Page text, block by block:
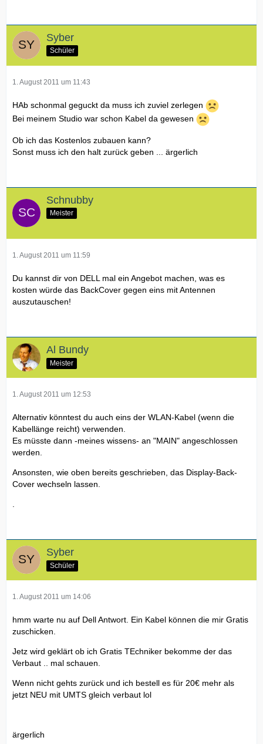
Syber
Schüler
1. August 2011 um 11:43
HAb schonmal geguckt da muss ich zuviel zerlegen
Bei meinem Studio war schon Kabel da gewesen
Ob ich das Kostenlos zubauen kann?
Sonst muss ich den halt zurück geben ... ärgerlich
Schnubby
Meister
1. August 2011 um 11:59
Du kannst dir von DELL mal ein Angebot machen, was es
kosten würde das BackCover gegen eins mit Antennen
auszutauschen!
Al Bundy
Meister
1. August 2011 um 12:53
Alternativ könntest du auch eins der WLAN-Kabel (wenn die
Kabellänge reicht) verwenden.
Es müsste dann -meines wissens- an "MAIN" angeschlossen
werden.
Ansonsten, wie oben bereits geschrieben, das Display-Back-
Cover wechseln lassen.
.
Syber
Schüler
1. August 2011 um 14:06
hmm warte nu auf Dell Antwort. Ein Kabel können die mir Gratis
zuschicken.
Jetz wird geklärt ob ich Gratis TEchniker bekomme der das
Verbaut .. mal schauen.
Wenn nicht gehts zurück und ich bestell es für 20€ mehr als
jetzt NEU mit UMTS gleich verbaut lol
ärgerlich